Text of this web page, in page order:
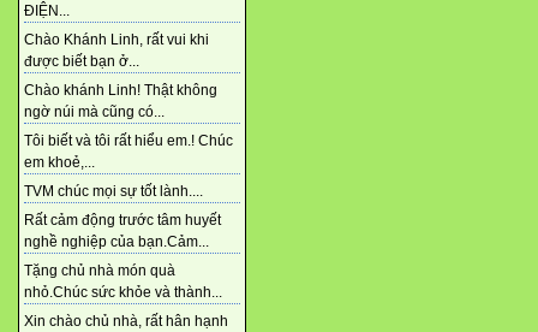
ĐIỆN...
Chào Khánh Linh, rất vui khi
được biết bạn ở...
Chào khánh Linh! Thật không
ngờ núi mà cũng có...
Tôi biết và tôi rất hiểu em.! Chúc
em khoẻ,...
TVM chúc mọi sự tốt lành....
Rất cảm động trước tâm huyết
nghề nghiệp của bạn.Cảm...
Tặng chủ nhà món quà
nhỏ.Chúc sức khỏe và thành...
Xin chào chủ nhà, rất hân hạnh